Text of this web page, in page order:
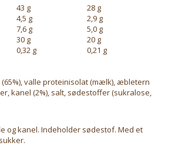
43 g
28 g
4,5 g
2,9 g
7,6 g
5,0 g
30 g
20 g
0,32 g
0,21 g
valle proteinisolat (mælk), æbletern
kanel (2%), salt, sødestoffer (sukralose,
og kanel. Indeholder sødestof. Med et